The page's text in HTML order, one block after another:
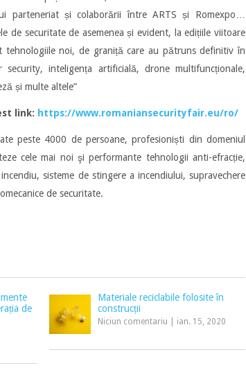
parteneriat și colaborării între ARTS și Romexpo…
de securitate de asemenea și evident, la edițiile viitoare
tehnologiile noi, de graniță care au pătruns definitiv în
inteligența artificială, drone multifuncționale,
și multe altele”
link: https://www.romaniansecurityfair.eu/ro/
peste 4000 de persoane, profesioniști din domeniul
cele mai noi şi performante tehnologii anti-efracție,
sisteme de stingere a incendiului, supravechere
de securitate.
de
Materiale reciclabile folosite în
construcții
Niciun comentariu ian. 15, 2020